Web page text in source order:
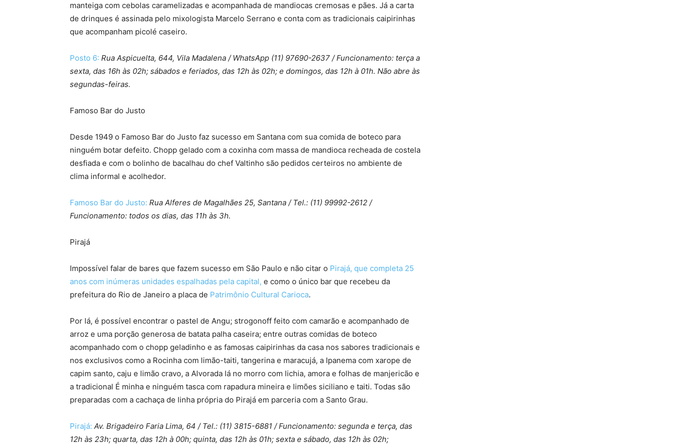
manteiga com cebolas caramelizadas e acompanhada de mandiocas cremosas e pães. Já a carta
de drinques é assinada pelo mixologista Marcelo Serrano e conta com as tradicionais caipirinhas
que acompanham picolé caseiro.
Posto 6: Rua Aspicuelta, 644, Vila Madalena / WhatsApp (11) 97690-2637 / Funcionamento: terça a
sexta, das 16h às 02h; sábados e feriados, das 12h às 02h; e domingos, das 12h à 01h. Não abre às
segundas-feiras.
Famoso Bar do Justo
Desde 1949 o Famoso Bar do Justo faz sucesso em Santana com sua comida de boteco para
ninguém botar defeito. Chopp gelado com a coxinha com massa de mandioca recheada de costela
desfiada e com o bolinho de bacalhau do chef Valtinho são pedidos certeiros no ambiente de
clima informal e acolhedor.
Famoso Bar do Justo: Rua Alferes de Magalhães 25, Santana / Tel.: (11) 99992-2612 /
Funcionamento: todos os dias, das 11h às 3h.
Pirajá
Impossível falar de bares que fazem sucesso em São Paulo e não citar o Pirajá, que completa 25
anos com inúmeras unidades espalhadas pela capital, e como o único bar que recebeu da
prefeitura do Rio de Janeiro a placa de Patrimônio Cultural Carioca.
Por lá, é possível encontrar o pastel de Angu; strogonoff feito com camarão e acompanhado de
arroz e uma porção generosa de batata palha caseira; entre outras comidas de boteco
acompanhado com o chopp geladinho e as famosas caipirinhas da casa nos sabores tradicionais e
nos exclusivos como a Rocinha com limão-taiti, tangerina e maracujá, a Ipanema com xarope de
capim santo, caju e limão cravo, a Alvorada lá no morro com lichia, amora e folhas de manjericão e
a tradicional É minha e ninguém tasca com rapadura mineira e limões siciliano e taiti. Todas são
preparadas com a cachaça de linha própria do Pirajá em parceria com a Santo Grau.
Pirajá: Av. Brigadeiro Faria Lima, 64 / Tel.: (11) 3815-6881 / Funcionamento: segunda e terça, das
12h às 23h; quarta, das 12h à 00h; quinta, das 12h às 01h; sexta e sábado, das 12h às 02h;